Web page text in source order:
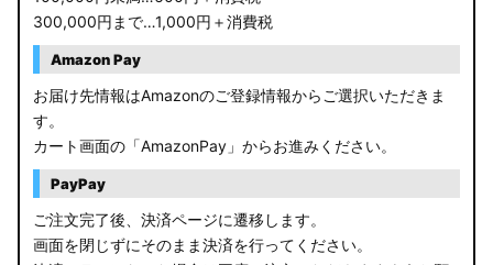
300,000円まで…1,000円＋消費税
Amazon Pay
お届け先情報はAmazonのご登録情報からご選択いただきま
す。
カート画面の「AmazonPay」からお進みください。
PayPay
ご注文完了後、決済ページに遷移します。
画面を閉じずにそのまま決済を行ってください。